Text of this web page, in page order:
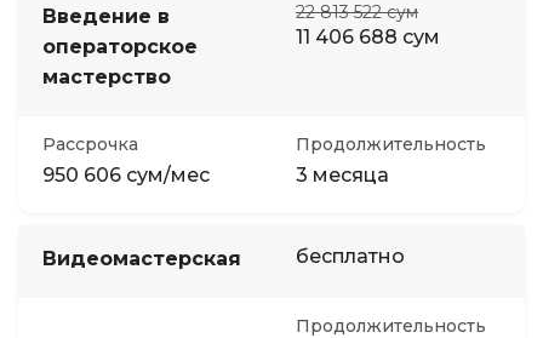
Введение в
операторское
мастерство
22 813 522 сум
11 406 688 сум
Рассрочка
950 606 сум/мес
Продолжительность
3 месяца
Видеомастерская бесплатно
Продолжительность